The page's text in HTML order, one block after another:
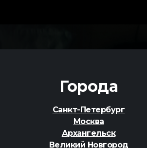
Города
Санкт-Петербург
Москва
Архангельск
Великий Новгород